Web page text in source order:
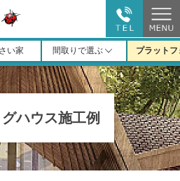
い家 間取りで選ぶ プラット
ハウス施工例